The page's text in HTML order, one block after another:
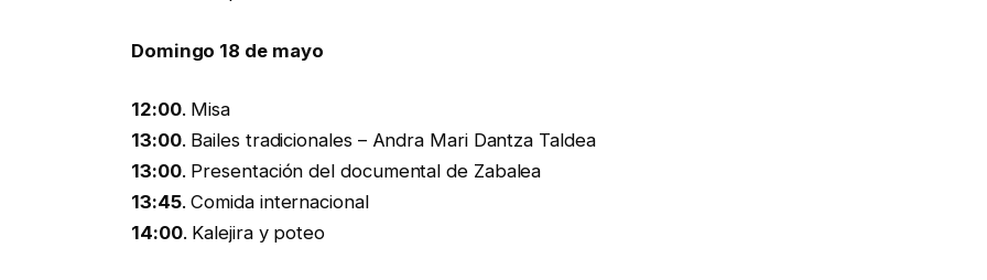
Domingo 18 de mayo
12:00. Misa
13:00. Bailes tradicionales – Andra Mari Dantza Taldea
13:00. Presentación del documental de Zabalea
13:45. Comida internacional
14:00. Kalejira y poteo